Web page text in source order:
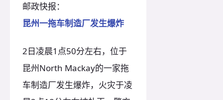
邮政快报：
昆州一拖车制造厂发生爆炸
2日凌晨1点50分左右，位于
昆州North Mackay的一家拖
车制造厂发生爆炸，火灾于凌